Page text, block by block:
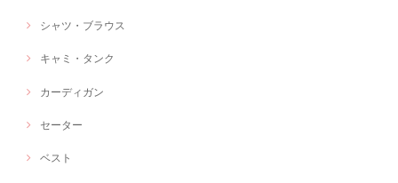
シャツ・ブラウス
キャミ・タンク
カーディガン
セーター
ベスト